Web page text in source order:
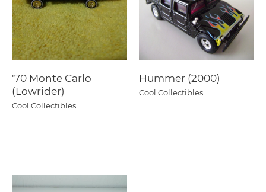
'70 Monte Carlo
(Lowrider)
Cool Collectibles
Hummer (2000)
Cool Collectibles